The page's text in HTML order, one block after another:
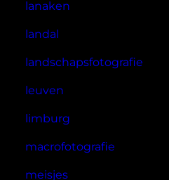
lanaken
landal
landschapsfotografie
leuven
limburg
macrofotografie
meisjes